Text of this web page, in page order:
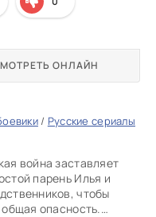
/ Русские сериалы
война заставляет
парень Илья и
чтобы
опасность.
ОНЛАЙН